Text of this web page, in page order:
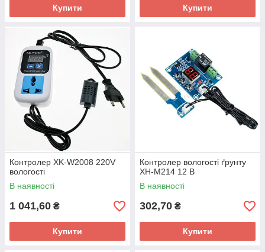
Купити Купити
Контролер XK-W2008 220V
вологості
В наявності
1 041,60 ₴
Купити
Контролер вологості ґрунту
XH-M214 12 В
В наявності
302,70 ₴
Купити